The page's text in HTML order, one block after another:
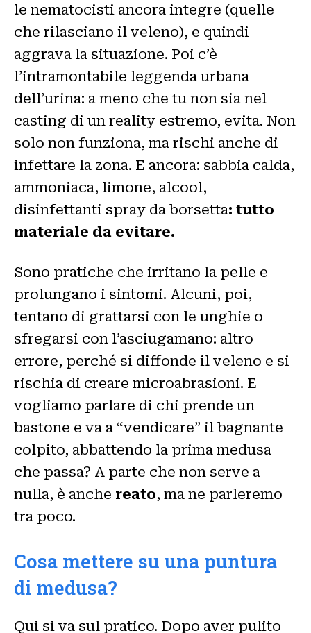
le nematocisti ancora integre (quelle
che rilasciano il veleno), e quindi
aggrava la situazione. Poi c’è
l’intramontabile leggenda urbana
dell’urina: a meno che tu non sia nel
casting di un reality estremo, evita. Non
solo non funziona, ma rischi anche di
infettare la zona. E ancora: sabbia calda,
ammoniaca, limone, alcool,
disinfettanti spray da borsetta: tutto
materiale da evitare.
Sono pratiche che irritano la pelle e
prolungano i sintomi. Alcuni, poi,
tentano di grattarsi con le unghie o
sfregarsi con l’asciugamano: altro
errore, perché si diffonde il veleno e si
rischia di creare microabrasioni. E
vogliamo parlare di chi prende un
bastone e va a “vendicare” il bagnante
colpito, abbattendo la prima medusa
che passa? A parte che non serve a
nulla, è anche reato, ma ne parleremo
tra poco.
Cosa mettere su una puntura
di medusa?
Qui si va sul pratico. Dopo aver pulito